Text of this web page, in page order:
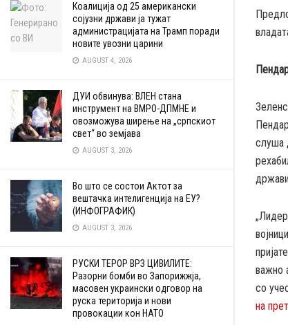
Коалиција од 25 американски
сојузни држави ја тужат
администрацијата на Трамп поради
новите увозни царини
AUGUST 4, 2026
ДУИ обвинува: ВЛЕН стана
инструмент на ВМРО-ДПМНЕ и
овозможува ширење на „српскиот
свет“ во земјава
AUGUST 3, 2026
Во што се состои Актот за
вештачка интелигенција на ЕУ?
(ИНФОГРАФИК)
AUGUST 3, 2026
РУСКИ ТЕРОР ВРЗ ЦИВИЛИТЕ:
Разорни бомби во Запорижжја,
масовен украински одговор на
руска територија и нови
провокации кон НАТО
слуша
важно
со
на